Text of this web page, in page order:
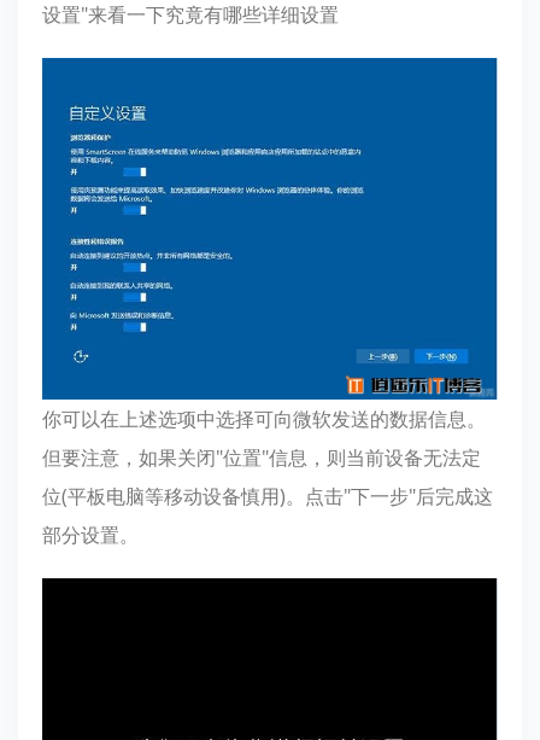
设置"来看一下究竟有哪些详细设置
你可以在上述选项中选择可向微软发送的数据信息。
但要注意，如果关闭"位置"信息，则当前设备无法定
位(平板电脑等移动设备慎用)。点击"下一步"后完成这
部分设置。